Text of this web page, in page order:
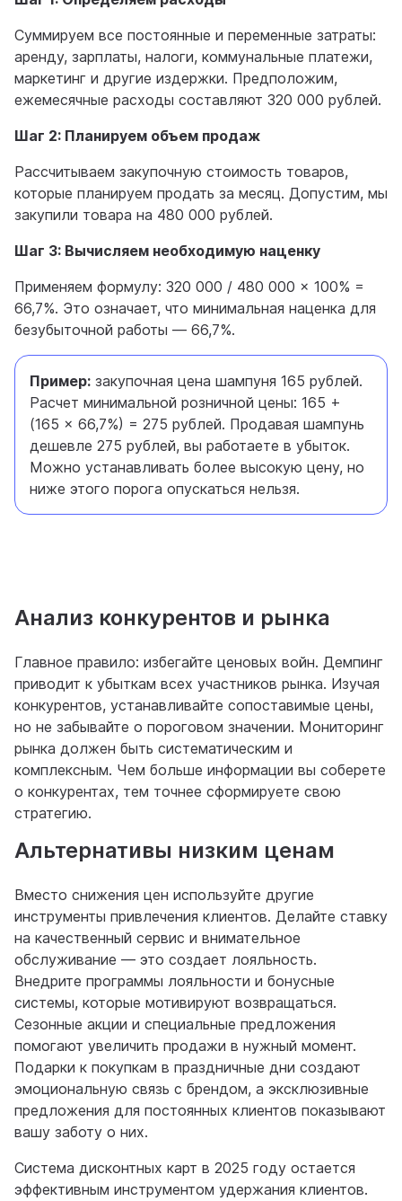
Суммируем все постоянные и переменные затраты:
аренду, зарплаты, налоги, коммунальные платежи,
маркетинг и другие издержки. Предположим,
ежемесячные расходы составляют 320 000 рублей.
Шаг 2: Планируем объем продаж
Рассчитываем закупочную стоимость товаров,
которые планируем продать за месяц. Допустим, мы
закупили товара на 480 000 рублей.
Шаг 3: Вычисляем необходимую наценку
Применяем формулу: 320 000 / 480 000 × 100% =
66,7%. Это означает, что минимальная наценка для
безубыточной работы — 66,7%.
Пример: закупочная цена шампуня 165 рублей.
Расчет минимальной розничной цены: 165 +
(165 × 66,7%) = 275 рублей. Продавая шампунь
дешевле 275 рублей, вы работаете в убыток.
Можно устанавливать более высокую цену, но
ниже этого порога опускаться нельзя.
Анализ конкурентов и рынка
Главное правило: избегайте ценовых войн. Демпинг
приводит к убыткам всех участников рынка. Изучая
конкурентов, устанавливайте сопоставимые цены,
но не забывайте о пороговом значении. Мониторинг
рынка должен быть систематическим и
комплексным. Чем больше информации вы соберете
о конкурентах, тем точнее сформируете свою
стратегию.
Альтернативы низким ценам
Вместо снижения цен используйте другие
инструменты привлечения клиентов. Делайте ставку
на качественный сервис и внимательное
обслуживание — это создает лояльность.
Внедрите программы лояльности и бонусные
системы, которые мотивируют возвращаться.
Сезонные акции и специальные предложения
помогают увеличить продажи в нужный момент.
Подарки к покупкам в праздничные дни создают
эмоциональную связь с брендом, а эксклюзивные
предложения для постоянных клиентов показывают
вашу заботу о них.
Система дисконтных карт в 2025 году остается
эффективным инструментом удержания клиентов.